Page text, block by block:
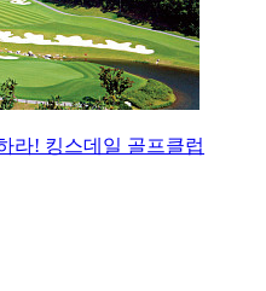
라! 킹스데일 골프클럽